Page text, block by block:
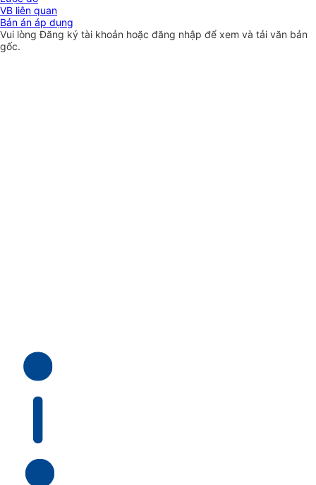
VB liên quan
Bản án áp dụng
Vui lòngĐăng ký tài khoản hoặc đăng nhập để xem và tải văn bản
gốc.